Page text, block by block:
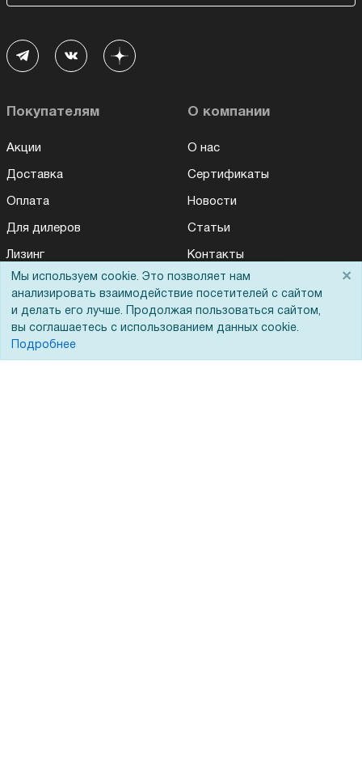
Покупателям
Акции
Доставка
Оплата
Для дилеров
Лизинг
Кредитование
Госучреждениям
Бренды
О компании
О нас
Сертификаты
Новости
Статьи
Контакты
Демопоказ
Мы используем cookie. Это позволяет нам
анализировать взаимодействие посетителей с сайтом
и делать его лучше. Продолжая пользоваться сайтом,
вы соглашаетесь с использованием данных cookie.
Подробнее
×
Для Вас доступно эксклюзивное приложение при
заказе этого товара
Получить скидку Не показывать